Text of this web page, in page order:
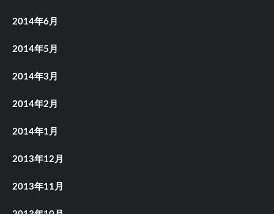
2014年6月
2014年5月
2014年3月
2014年2月
2014年1月
2013年12月
2013年11月